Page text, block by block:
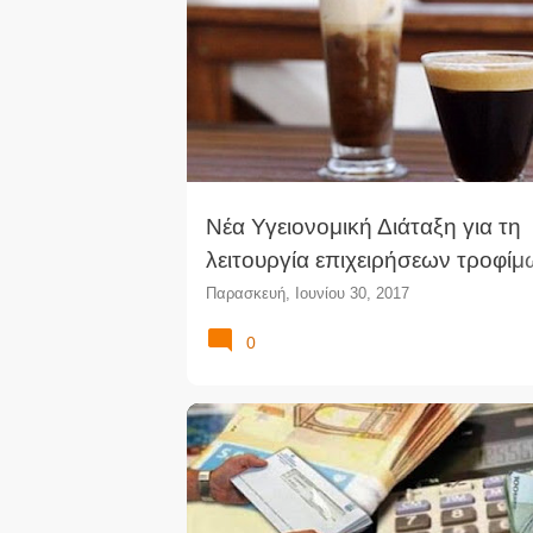
ν
ή
Νέα Υγειονομική Διάταξη για τη
λειτουργία επιχειρήσεων
ποτών
Παρασκευή, Ιουνίου 30, 2017
ΕΠΙΧΕΙΡΉΣΕΙΣ ΚΑΝΟΝΙΣΜΌΣ ΝΟΜΟΘΕΣΊΑ
ΥΓΕΙΟΝΟΜΙΚΉ ΔΙΆΤΑΞΗ ΦΕΚ
0
ΕΓΚΎΚΛΙΟΣ ΕΝΔΙΚΟΦΑΝΉΣ ΠΡΟΣΦΥΓΉ
ΦΕΚ ΦΟΡΟΛΟΓΊΑ